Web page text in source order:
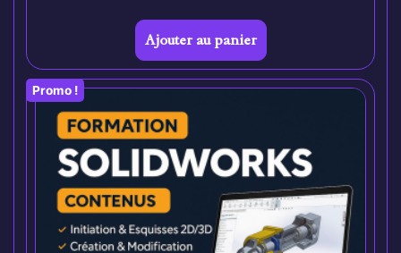
Ajouter au panier
Promo !